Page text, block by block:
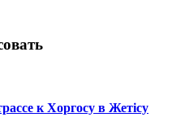
к Хоргосу в Жетісу